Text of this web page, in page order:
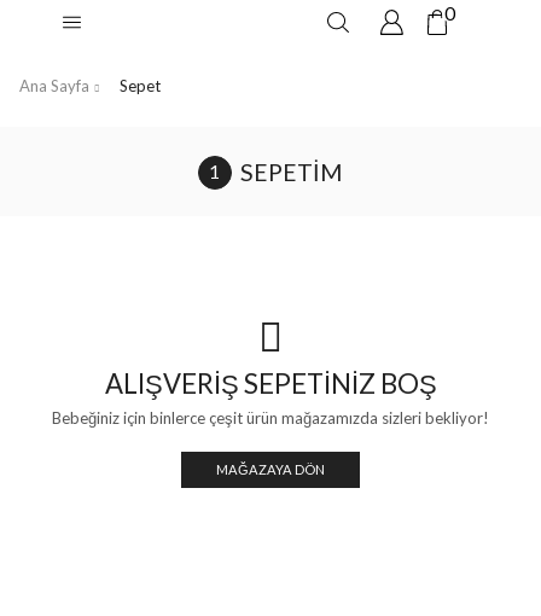
0
Ana Sayfa Sepet
SEPETIM
ALIŞVERIŞ SEPETINIZ BOŞ
Bebeğiniz için binlerce çeşit ürün mağazamızda sizleri bekliyor!
MAĞAZAYA DÖN